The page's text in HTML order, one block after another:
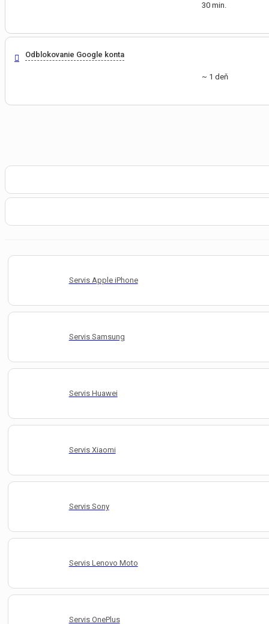
30 min.
Odblokovanie Google konta
~ 1 deň
Servis Apple iPhone
Servis Samsung
Servis Huawei
Servis Xiaomi
Servis Sony
Servis Lenovo Moto
Servis OnePlus